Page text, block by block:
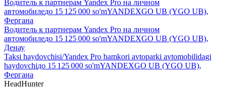
Водитель к партнерам Yandex Pro на личном
автомобиледо 15 125 000 so'mYANDEXGO UB (YGO UB),
Фергана
Водитель к партнерам Yandex Pro на личном
автомобиледо 15 125 000 so'mYANDEXGO UB (YGO UB),
Денау
Taksi haydovchisi/Yandex Pro hamkori avtoparki avtomobilidagi
haydovchiдо 15 125 000 so'mYANDEXGO UB (YGO UB),
Фергана
HeadHunter